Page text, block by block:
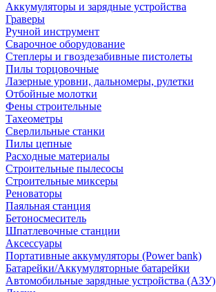
Аккумуляторы и зарядные устройства
Граверы
Ручной инструмент
Сварочное оборудование
Степлеры и гвоздезабивные пистолеты
Пилы торцовочные
Лазерные уровни, дальномеры, рулетки
Отбойные молотки
Фены строительные
Тахеометры
Сверлильные станки
Пилы цепные
Расходные материалы
Строительные пылесосы
Строительные миксеры
Реноваторы
Паяльная станция
Бетоносмеситель
Шпатлевочные станции
Аксессуары
Портативные аккумуляторы (Power bank)
Батарейки/Аккумуляторные батарейки
Автомобильные зарядные устройства (АЗУ)